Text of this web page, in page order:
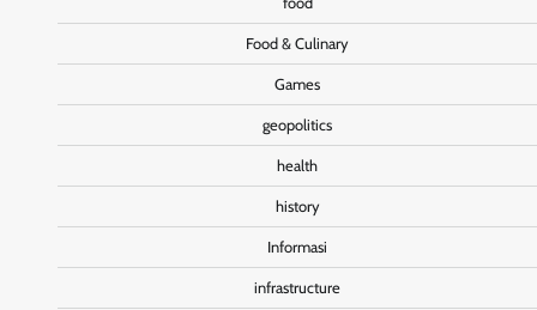
Food & Culinary
Games
geopolitics
health
history
Informasi
infrastructure